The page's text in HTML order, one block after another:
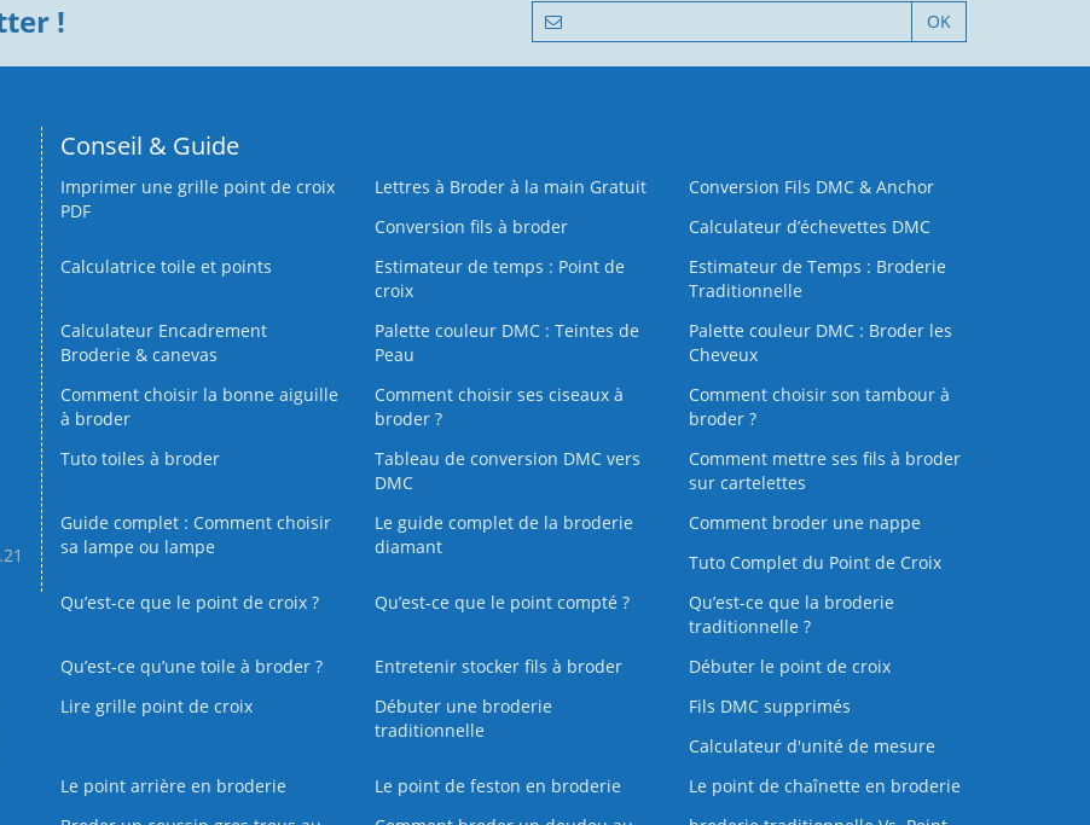
! OK
Conseil & Guide
Imprimer une grille point de croix
PDF
Lettres à Broder à la main Gratuit
Conversion Fils DMC & Anchor
Conversion fils à broder
Calculateur d’échevettes DMC
Calculatrice toile et points
Estimateur de temps : Point de
croix
Estimateur de Temps : Broderie
Traditionnelle
Calculateur Encadrement
Broderie & canevas
Palette couleur DMC : Teintes de
Peau
Palette couleur DMC : Broder les
Cheveux
Comment choisir la bonne aiguille
à broder
Comment choisir ses ciseaux à
broder ?
Comment choisir son tambour à
broder ?
Tuto toiles à broder
Tableau de conversion DMC vers
DMC
Comment mettre ses fils à broder
sur cartelettes
Guide complet : Comment choisir
sa lampe ou lampe
Le guide complet de la broderie
diamant
Comment broder une nappe
Tuto Complet du Point de Croix
Qu’est-ce que le point de croix ?
Qu’est-ce que le point compté ?
Qu’est-ce que la broderie
traditionnelle ?
Qu’est‑ce qu’une toile à broder ?
Entretenir stocker fils à broder
Débuter le point de croix
Lire grille point de croix
Débuter une broderie
traditionnelle
Fils DMC supprimés
Calculateur d'unité de mesure
Le point arrière en broderie
Le point de feston en broderie
Le point de chaînette en broderie